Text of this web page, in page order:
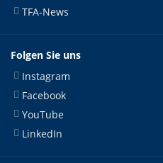
TFA-News
Folgen Sie uns
Instagram
Facebook
YouTube
LinkedIn